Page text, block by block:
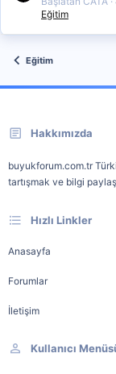
Eğitim
Eğitim
Hakkımızda
buyukforum.com.tr
tartışmak ve bilgi
Hızlı Linkler
Anasayfa
Forumlar
İletişim
Kullanıcı